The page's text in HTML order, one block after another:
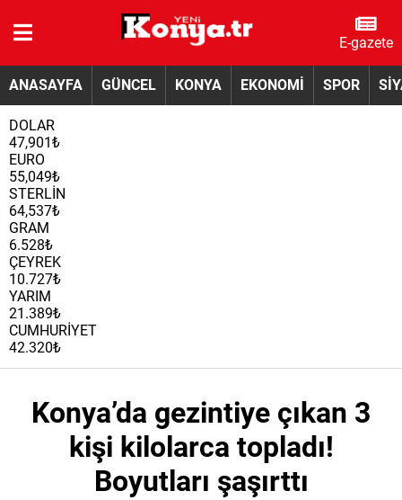
E-gazete
ANASAYFA GÜNCEL KONYA EKONOMİ SPOR
DOLAR
47,901₺
EURO
55,049₺
STERLİN
64,537₺
GRAM
6.528₺
ÇEYREK
10.727₺
YARIM
21.389₺
CUMHURİYET
42.320₺
Konya’da gezintiye çıkan 3
kişi kilolarca topladı!
Boyutları şaşırttı